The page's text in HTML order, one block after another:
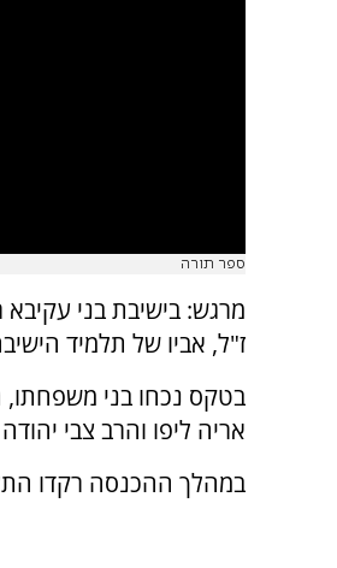
ספר תורה
מרגש: בישיבת בני
ז"ל, אביו של תלמיד
בטקס נכחו בני משפחתו,
אריה ליפו והרב צבי
במהלך ההכנסה רקדו